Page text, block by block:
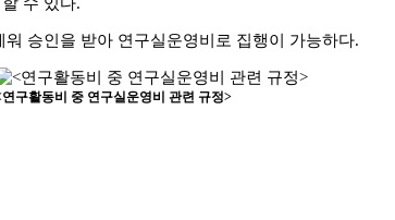
수 있다.
승인을 받아 연구실운영비로 집행이 가능하다.
구활동비 중 연구실운영비 관련 규정>